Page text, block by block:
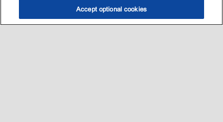
Accept optional cookies